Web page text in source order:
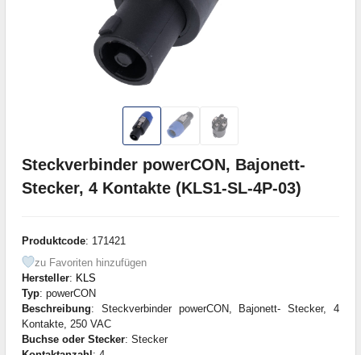
Steckverbinder powerCON, Bajonett-
Stecker, 4 Kontakte (KLS1-SL-4P-03)
Produktcode: 171421
zu Favoriten hinzufügen
Hersteller: KLS
Typ: powerCON
Beschreibung: Steckverbinder powerCON, Bajonett- Stecker, 4
Kontakte, 250 VAC
Buchse oder Stecker: Stecker